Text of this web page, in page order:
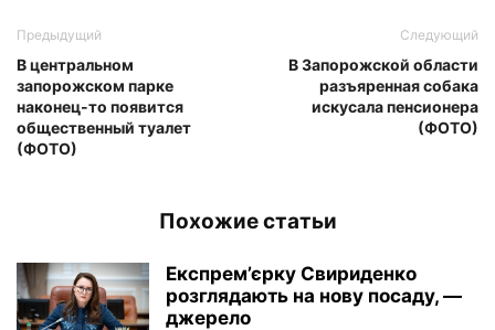
Предыдущий
В центральном
запорожском парке
наконец-то появится
общественный туалет
(ФОТО)
Следующий
В Запорожской области
разъяренная собака
искусала пенсионера
(ФОТО)
Похожие статьи
Експрем’єрку Свириденко
розглядають на нову посаду, —
джерело